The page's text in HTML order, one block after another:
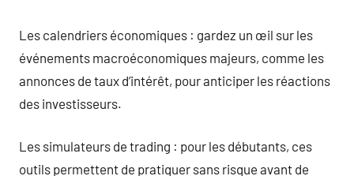
Les calendriers économiques : gardez un œil sur les
événements macroéconomiques majeurs, comme les
annonces de taux d’intérêt, pour anticiper les réactions
des investisseurs.
Les simulateurs de trading : pour les débutants, ces
outils permettent de pratiquer sans risque avant de